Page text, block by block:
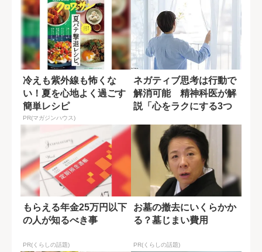
冷えも紫外線も怖くな
い！夏を心地よく過ごす
簡単レシピ
PR(マガジンハウス)
ネガティブ思考は行動で
解消可能 精神科医が解
説「心をラクにする3つ
もらえる年金25万円以下
の人が知るべき事
PR(くらしの話題)
お墓の撤去にいくらかか
る？墓じまい費用
PR(くらしの話題)